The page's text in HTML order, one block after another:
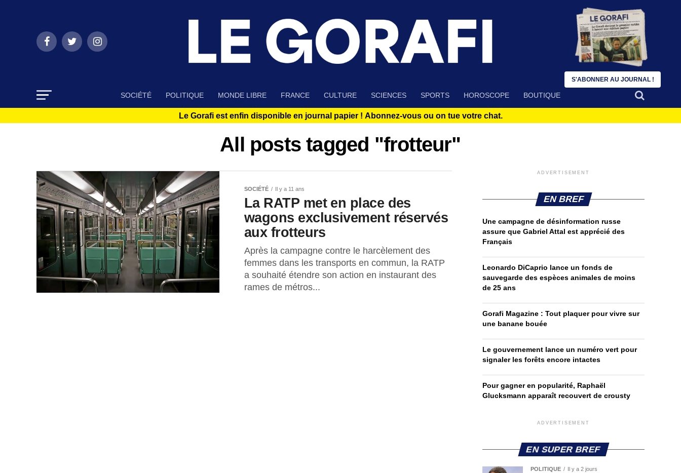
SOCIÉTÉ POLITIQUE MONDE LIBRE FRANCE CULTURE SCIENCES SPORTS HOROSCOPE BOUTIQUE
Le Gorafi est enfin disponible en journal papier ! Abonnez-vous ou on tue votre chat.
All posts tagged "frotteur"
SOCIÉTÉ Il y a 11 ans
La RATP met en place des
wagons exclusivement réservés
aux frotteurs
Après la campagne contre le harcèlement des
femmes dans les transports en commun, la RATP
a souhaité étendre son action en instaurant des
rames de métros...
ADVERTISEMENT
EN BREF
Une campagne de désinformation russe
assure que Gabriel Attal est apprécié des
Français
Leonardo DiCaprio lance un fonds de
sauvegarde des espèces animales de moins
de 25 ans
Gorafi Magazine : Tout plaquer pour vivre sur
une banane bouée
Le gouvernement lance un numéro vert pour
signaler les forêts encore intactes
Pour gagner en popularité, Raphaël
Glucksmann apparaît recouvert de crousty
ADVERTISEMENT
EN SUPER BREF
POLITIQUE Il y a 2 jours
S'ABONNER AU JOURNAL !